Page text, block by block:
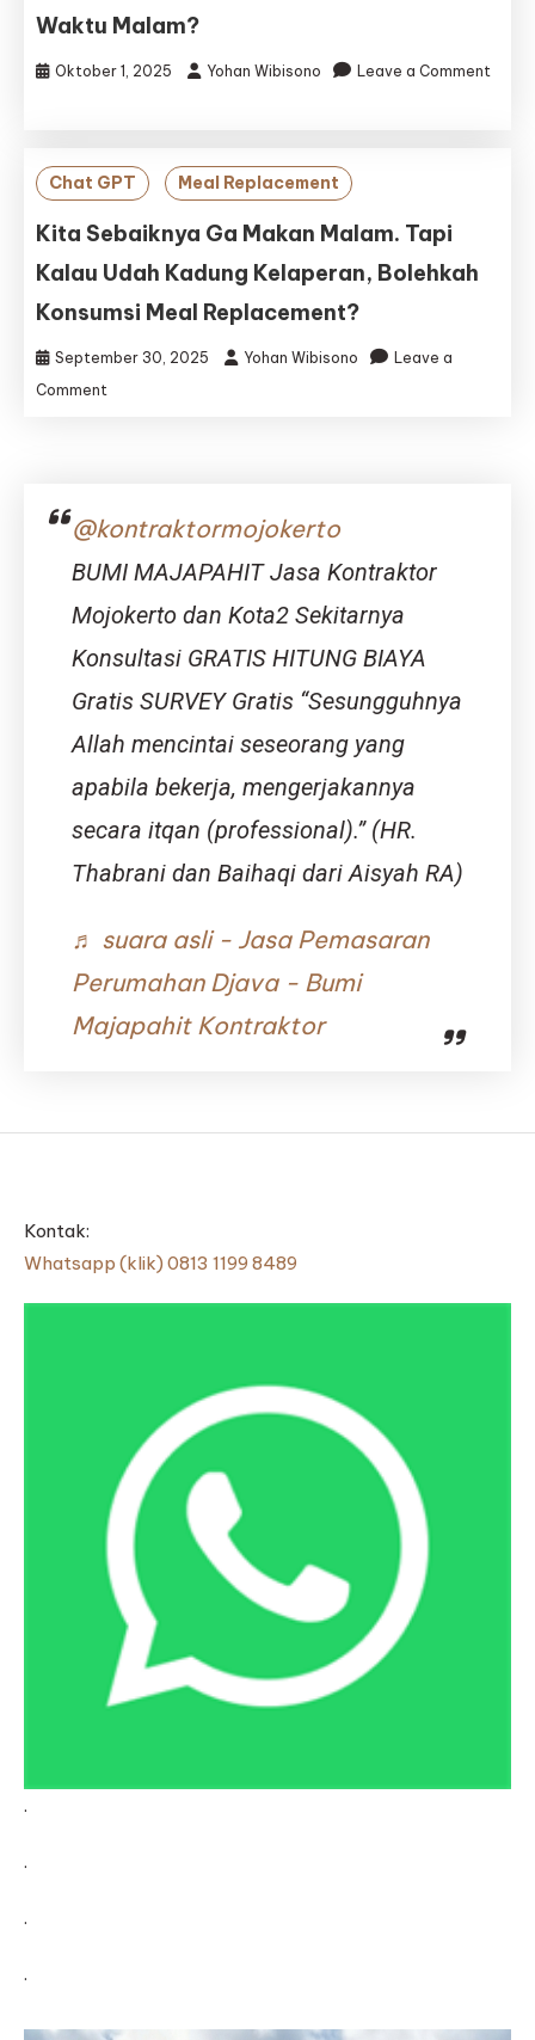
Nasi
Malam
Pasti
Belum
Kamu
Waktu Malam?
Oktober 1, 2025 Yohan Wibisono
Leave a Comment
Kita
Tidak
Makan
Waktu
Chat GPT Meal Replacement
Kita Sebaiknya Ga Makan Malam. Tapi
Kalau Udah Kadung Kelaperan, Bolehkah
Konsumsi Meal Replacement?
September 30, 2025 Yohan Wibisono
Leave a
Comment
Tapi
Kalau
Udah
Kadung
Bolehkah
Meal
Replacement?
@kontraktormojokerto
BUMI MAJAPAHIT Jasa Kontraktor
Mojokerto dan Kota2 Sekitarnya
Konsultasi GRATIS HITUNG BIAYA
Gratis SURVEY Gratis “Sesungguhnya
Allah mencintai seseorang yang
apabila bekerja, mengerjakannya
secara itqan (professional).” (HR.
Thabrani dan Baihaqi dari Aisyah RA)
♬ suara asli - Jasa Pemasaran
Perumahan Djava - Bumi
Majapahit Kontraktor
Kontak:
Whatsapp (klik) 0813 1199 8489
.
.
.
.